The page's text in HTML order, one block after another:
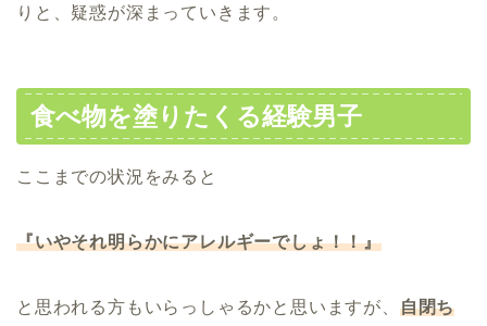
りと、疑惑が深まっていきます。
食べ物を塗りたくる経験男子
ここまでの状況をみると
『いやそれ明らかにアレルギーでしょ！！』
と思われる方もいらっしゃるかと思いますが、 自閉ち